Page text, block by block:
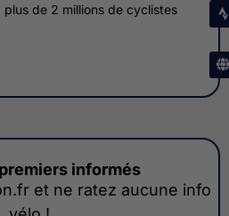
de 2 millions de cyclistes
informés
et ne ratez aucune info